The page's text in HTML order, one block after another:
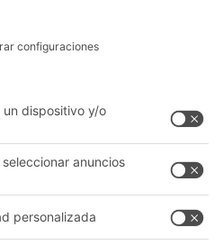
Empresa
Quiénes somos
Nuestra red global